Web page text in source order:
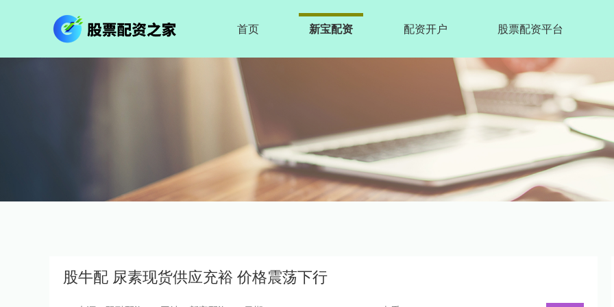
首页 新宝配资 配资开户 股票配资平台
股牛配 尿素现货供应充裕 价格震荡下行